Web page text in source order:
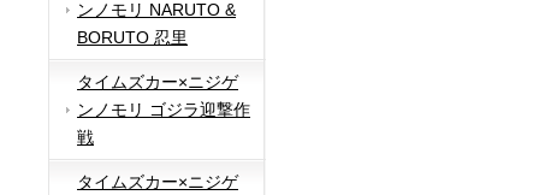
ンノモリ NARUTO &
BORUTO 忍里
タイムズカー×ニジゲ
ンノモリ ゴジラ迎撃作
戦
タイムズカー×ニジゲ